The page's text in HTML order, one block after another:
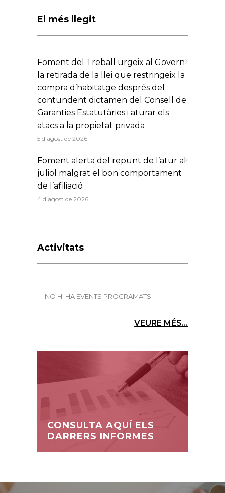
El més llegit
Foment del Treball urgeix al Govern
la retirada de la llei que restringeix la
compra d’habitatge després del
contundent dictamen del Consell de
Garanties Estatutàries i aturar els
atacs a la propietat privada
5 d'agost de 2026
Foment alerta del repunt de l’atur al
juliol malgrat el bon comportament
de l’afiliació
4 d'agost de 2026
Activitats
NO HI HA EVENTS PROGRAMATS
VEURE MÉS...
CONSULTA AQUÍ ELS
DARRERS INFORMES